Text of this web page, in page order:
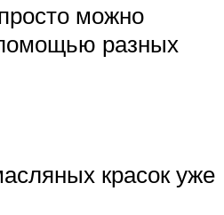
можно
помощью разных
красок уже